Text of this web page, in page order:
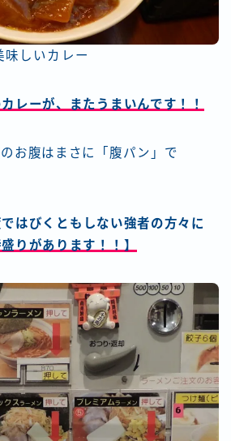
味しいカレー
レーが、またうまいんです！！
お腹はまさに「腹パン」で
はびくともしない強者の方々に
盛りがあります！！】